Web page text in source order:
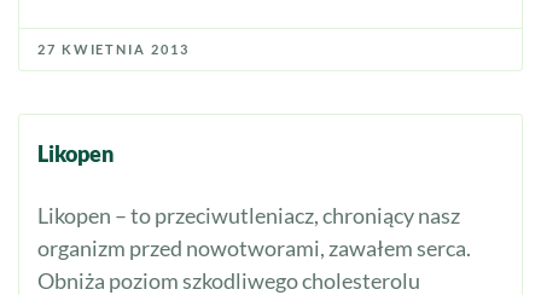
27 KWIETNIA 2013
Likopen
Likopen – to przeciwutleniacz, chroniący nasz
organizm przed nowotworami, zawałem serca.
Obniża poziom szkodliwego cholesterolu